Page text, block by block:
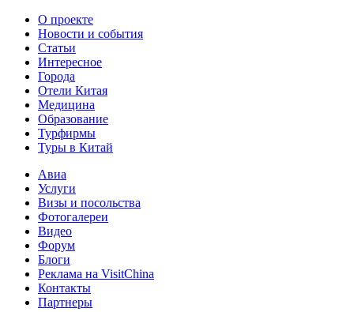
О проекте
Новости и события
Статьи
Интересное
Города
Отели Китая
Медицина
Образование
Турфирмы
Туры в Китай
Авиа
Услуги
Визы и посольства
Фотогалереи
Видео
Форум
Блоги
Реклама на VisitChina
Контакты
Партнеры